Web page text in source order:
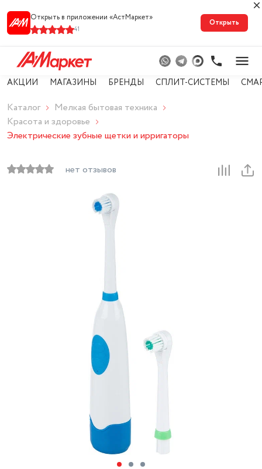
Открыть в приложении «АстМарке‪т‬»
41
Открыть
АКЦИИ МАГАЗИНЫ БРЕНДЫ СПЛИТ-СИСТЕМЫ
Каталог
Мелкая бытовая техника
Красота и здоровье
Электрические зубные щетки и ирригаторы
нет отзывов